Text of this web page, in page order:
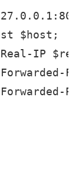
$host;
IP